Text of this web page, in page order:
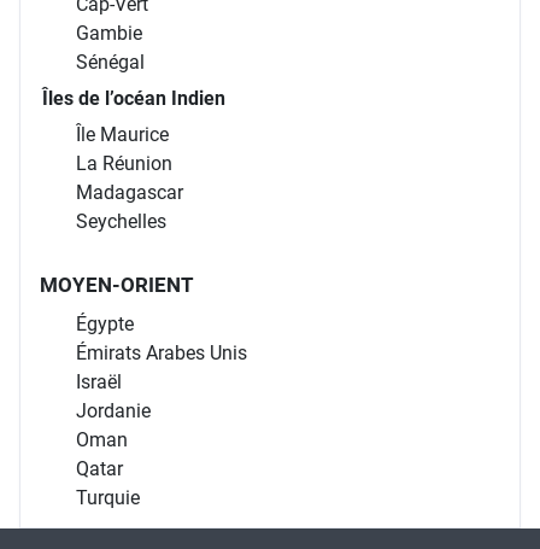
Gambie
Sénégal
Îles de l’océan Indien
Île Maurice
La Réunion
Madagascar
Seychelles
MOYEN-ORIENT
Égypte
Émirats Arabes Unis
Israël
Jordanie
Oman
Qatar
Turquie